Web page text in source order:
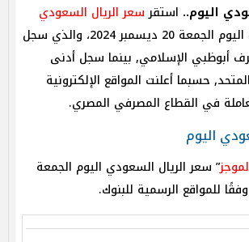
اليوم.. استقرسعر الريال السعودي
في بداية تعاملات اليوم الجمعة 20 ديسمبر 2024، والذي سجل
أبوظبي الإسلامي, بينما سجل أدنى
حسبما أعلنت المواقع الإلكترونية
في القطاع المصرفي المصري.
اليوم
” سعر الريال السعودي اليوم الجمعة